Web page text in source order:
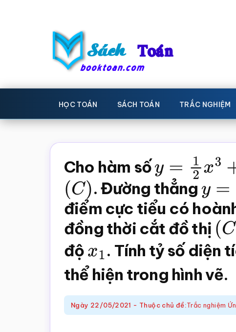
Sách
Toán
-
Học
toán
Học
toán,
toán,
Sách
khoa
Toán,
nghiệm
Toán
online
HỌC TOÁN SÁCH TOÁN TRẮC NGHIỆM
Cho hàm sốy=12x3+ b
(C) . Đường thẳng y=1
điểm cực tiểu có
đồng thời cắt đồ thị (C
độ x1 . Tính tỷ số diện
thể hiện trong hình vẽ.
Ngày 22/05/2021 - Thuộc chủ đề:Trắc nghiệm